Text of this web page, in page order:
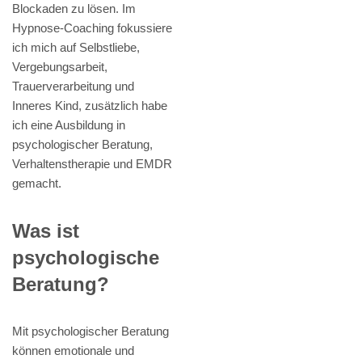
Blockaden zu lösen. Im
Hypnose-Coaching fokussiere
ich mich auf Selbstliebe,
Vergebungsarbeit,
Trauerverarbeitung und
Inneres Kind, zusätzlich habe
ich eine Ausbildung in
psychologischer Beratung,
Verhaltenstherapie und EMDR
gemacht.
Was ist
psychologische
Beratung?
Mit psychologischer Beratung
können emotionale und